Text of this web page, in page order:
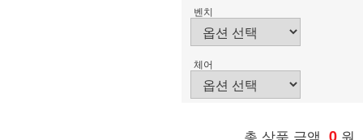
벤치
체어
총 상품 금액 원